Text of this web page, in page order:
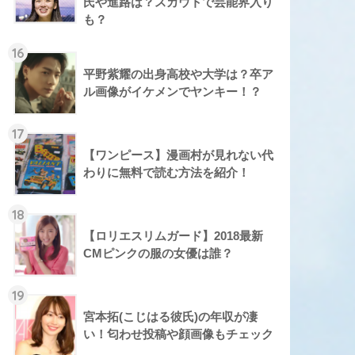
も？
16
平野紫耀の出身高校や大学は？卒ア
ル画像がイケメンでヤンキー！？
17
【ワンピース】漫画村が見れない代
わりに無料で読む方法を紹介！
18
【ロリエスリムガード】2018最新
CMピンクの服の女優は誰？
19
宮本拓(こじはる彼氏)の年収が凄
い！匂わせ投稿や顔画像もチェック